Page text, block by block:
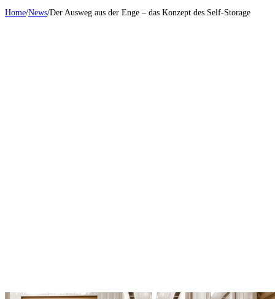
Home/News/Der Ausweg aus der Enge – das Konzept des Self-Storage